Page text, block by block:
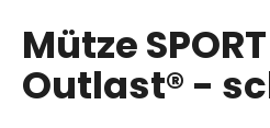
Mütze
Outlast® -
p
f
e
h